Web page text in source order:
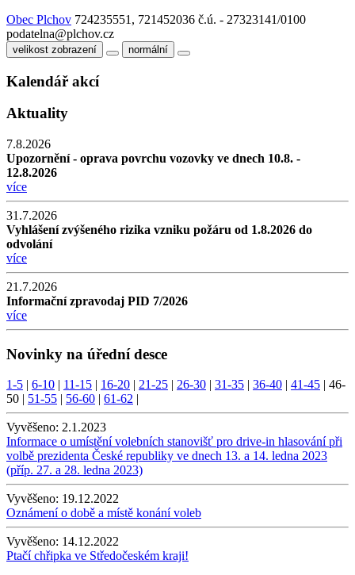
Obec Plchov 724235551, 721452036 č.ú. - 27323141/0100
podatelna@plchov.cz
velikost zobrazení normální
Kalendář akcí
Aktuality
7.8.2026
Upozornění - oprava povrchu vozovky ve dnech 10.8. -
12.8.2026
více
31.7.2026
Vyhlášení zvýšeného rizika vzniku požáru od 1.8.2026 do
odvolání
více
21.7.2026
Informační zpravodaj PID 7/2026
více
Novinky na úřední desce
1-5 6-10 11-15 16-20 21-25 26-30 31-35 36-40 41-45
46-
50
51-55 56-60 61-62
Vyvěšeno: 2.1.2023
Informace o umístění volebních stanovišť pro drive-in hlasování při
volbě prezidenta České republiky ve dnech 13. a 14. ledna 2023
(příp. 27. a 28. ledna 2023)
Vyvěšeno: 19.12.2022
Oznámení o době a místě konání voleb
Vyvěšeno: 14.12.2022
Ptačí chřipka ve Středočeském kraji!